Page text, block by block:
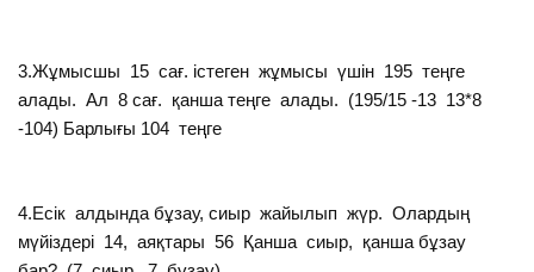
3.Жұмысшы 15 сағ. істеген жұмысы үшін 195 теңге
алады. Ал 8 сағ. қанша теңге алады. (195/15 -13 13*8
-104) Барлығы 104 теңге
4.Есік алдында бұзау, сиыр жайылып жүр. Олардың
мүйіздері 14, аяқтары 56 Қанша сиыр, қанша бұзау